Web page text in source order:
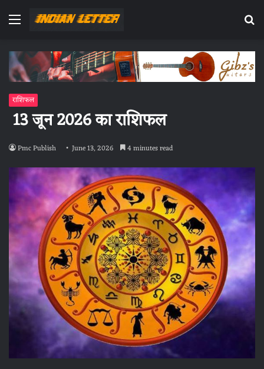
Menu
राशिफल
13 जून 2026 का राशिफल
Pmc Publish June 13, 2026 4 minutes read